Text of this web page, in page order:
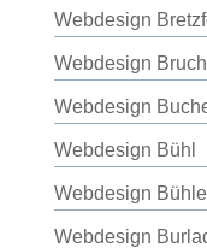
Webdesign
Webdesign
Webdesign
Webdesign Bühl
Webdesign
Webdesign